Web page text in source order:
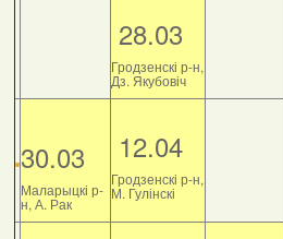
28.03
Гродзенскі р-н,
Дз. Якубовіч
30.03
Маларыцкі р-
н, А. Рак
12.04
Гродзенскі р-н,
М. Гулінскі